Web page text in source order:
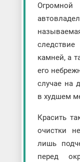
камней, а
его
случае на
в худшем
Красить
очистки
лишь
перед